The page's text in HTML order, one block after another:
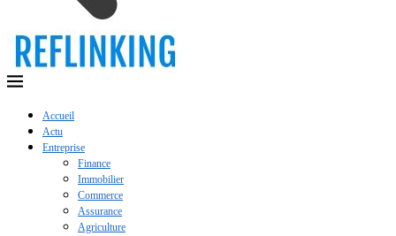
Accueil
Actu
Entreprise
Finance
Immobilier
Commerce
Assurance
Agriculture